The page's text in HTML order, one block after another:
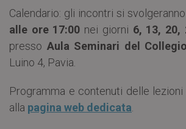
Calendario: gli incontri si svolgeranno
alle ore 17:00 nei giorni 6, 13, 20,
presso Aula Seminari del
Luino 4, Pavia.
Programma e contenuti delle
alla pagina web dedicata